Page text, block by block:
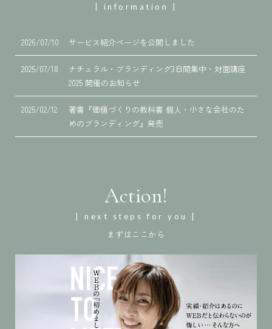
| information |
2026/07/10 サービス紹介ページを公開しました
2025/07/18
ナチュラル・ブランディング3日間集中・対面講座
2025 開催のお知らせ
2025/02/12
著書『価値づくりの教科書 個人・小さな会社のた
めのブランディング』発売
Action!
| next steps for you |
まずはここから